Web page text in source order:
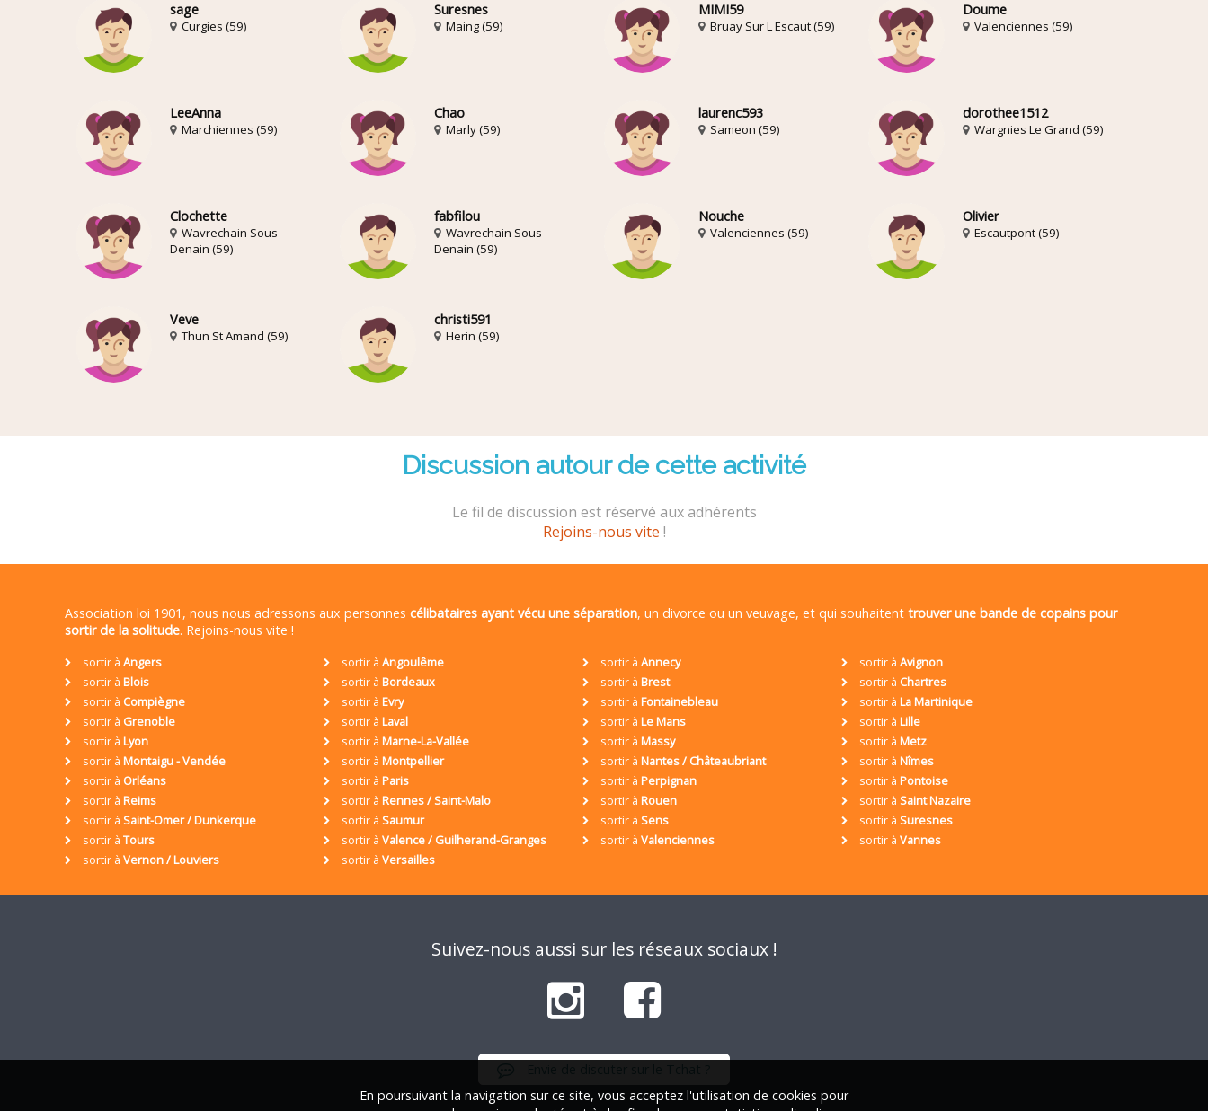
sage
Curgies (59)
Suresnes
Maing (59)
MIMI59
Bruay Sur L Escaut (59)
Doume
Valenciennes (59)
LeeAnna
Marchiennes (59)
Chao
Marly (59)
laurenc593
Sameon (59)
dorothee1512
Wargnies Le Grand (59)
Clochette
Wavrechain Sous
Denain (59)
fabfilou
Wavrechain Sous
Denain (59)
Nouche
Valenciennes (59)
Olivier
Escautpont (59)
Veve
Thun St Amand (59)
christi591
Herin (59)
Discussion autour de cette activité
Le fil de discussion est réservé aux adhérents
Rejoins-nous vite !
Association loi 1901, nous nous adressons aux personnes célibataires ayant vécu une séparation, un divorce ou un veuvage, et qui souhaitent trouver une bande de copains pour
sortir de la solitude. Rejoins-nous vite !
sortir à Angers sortir à Angoulême sortir à Annecy sortir à Avignon
sortir à Blois sortir à Bordeaux sortir à Brest sortir à Chartres
sortir à Compiègne sortir à Evry sortir à Fontainebleau sortir à La Martinique
sortir à Grenoble sortir à Laval sortir à Le Mans sortir à Lille
sortir à Lyon sortir à Marne-La-Vallée sortir à Massy sortir à Metz
sortir à Montaigu - Vendée sortir à Montpellier sortir à Nantes / Châteaubriant sortir à Nîmes
sortir à Orléans sortir à Paris sortir à Perpignan sortir à Pontoise
sortir à Reims sortir à Rennes / Saint-Malo sortir à Rouen sortir à Saint Nazaire
sortir à Saint-Omer / Dunkerque sortir à Saumur sortir à Sens sortir à Suresnes
sortir à Tours sortir à Valence / Guilherand-Granges sortir à Valenciennes sortir à Vannes
sortir à Vernon / Louviers sortir à Versailles
Suivez-nous aussi sur les réseaux sociaux !
En poursuivant la navigation sur ce site, vous acceptez l'utilisation de cookies pour